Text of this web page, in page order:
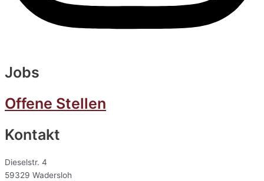
Jobs
Offene Stellen
Kontakt
Dieselstr. 4
59329 Wadersloh